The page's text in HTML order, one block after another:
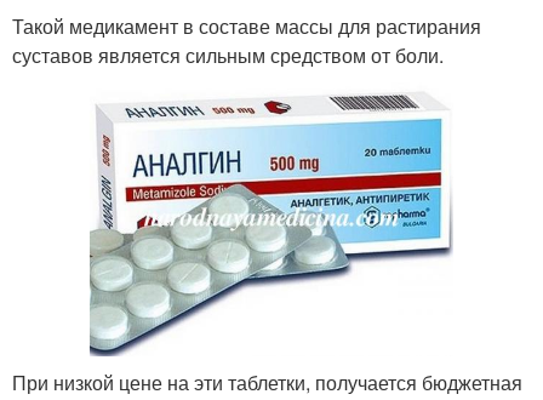
Такой медикамент в составе массы для растирания
суставов является сильным средством от боли.
При низкой цене на эти таблетки, получается бюджетная